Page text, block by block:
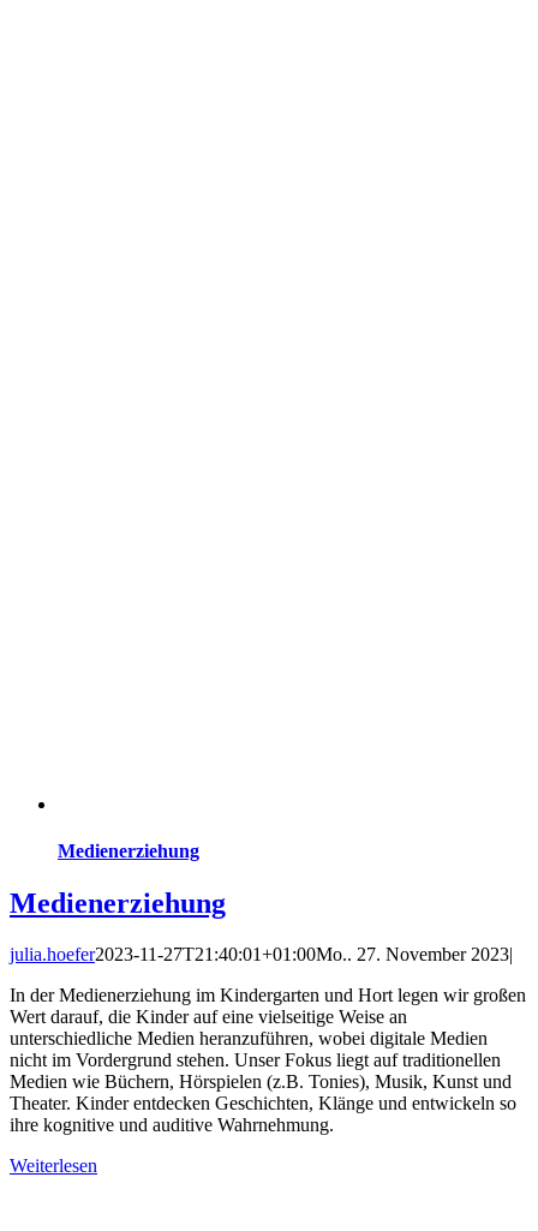
Medienerziehung
Medienerziehung
julia.hoefer2023-11-27T21:40:01+01:00Mo.. 27. November 2023|
In der Medienerziehung im Kindergarten und Hort legen wir großen
Wert darauf, die Kinder auf eine vielseitige Weise an
unterschiedliche Medien heranzuführen, wobei digitale Medien
nicht im Vordergrund stehen. Unser Fokus liegt auf traditionellen
Medien wie Büchern, Hörspielen (z.B. Tonies), Musik, Kunst und
Theater. Kinder entdecken Geschichten, Klänge und entwickeln so
ihre kognitive und auditive Wahrnehmung.
Weiterlesen